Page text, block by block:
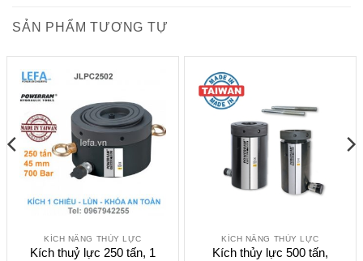
SẢN PHẨM TƯƠNG TỰ
KÍCH NÂNG THỦY LỰC
Kích thuỷ lực 250 tấn, 1
KÍCH NÂNG THỦY LỰC
Kích thủy lực 500 tấn,